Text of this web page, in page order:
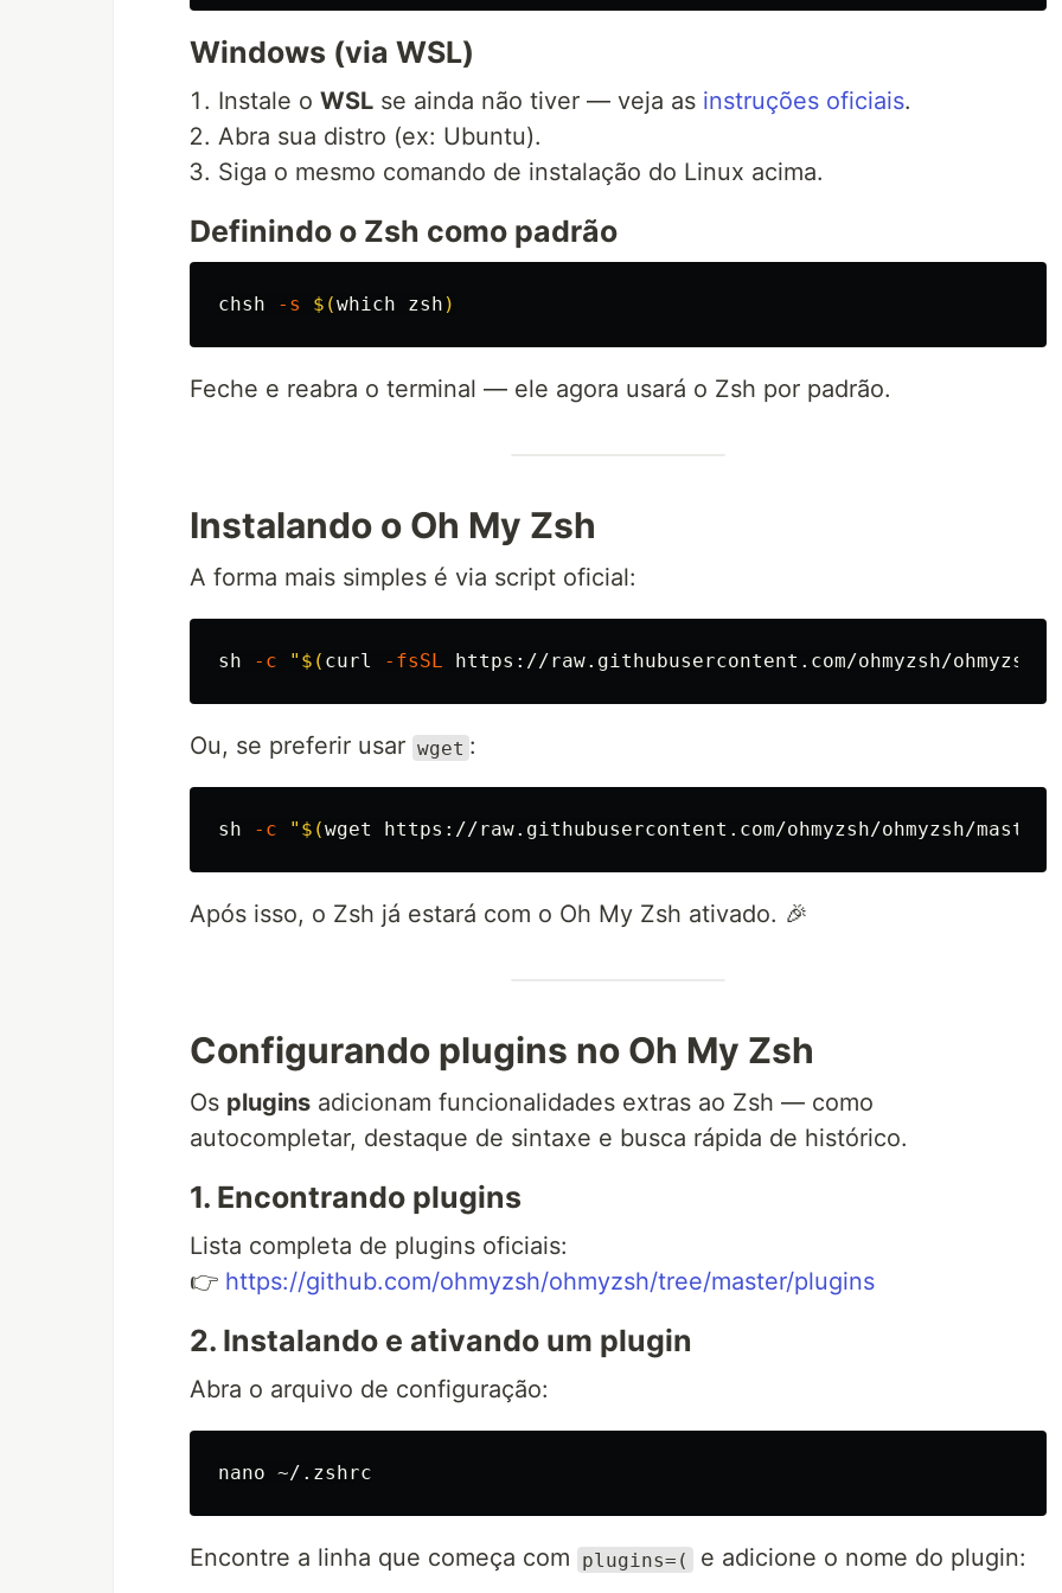
Windows (via WSL)
Instale o WSL se ainda não tiver — veja as instruções oficiais.
Abra sua distro (ex: Ubuntu).
Siga o mesmo comando de instalação do Linux acima.
Definindo o Zsh como padrão
chsh -s $(which zsh )
Feche e reabra o terminal — ele agora usará o Zsh por padrão.
Instalando o Oh My Zsh
A forma mais simples é via script oficial:
sh -c " $( curl -fsSL https://raw.githubusercontent.com/ohmyzsh/
Ou, se preferir usar wget :
sh -c " $(wget https://raw.githubusercontent.com/ohmyzsh/ohmyzsh/
Após isso, o Zsh já estará com o Oh My Zsh ativado. 🎉
Configurando plugins no Oh My Zsh
Os plugins adicionam funcionalidades extras ao Zsh — como
autocompletar, destaque de sintaxe e busca rápida de histórico.
1. Encontrando plugins
Lista completa de plugins oficiais:
👉 https://github.com/ohmyzsh/ohmyzsh/tree/master/plugins
2. Instalando e ativando um plugin
Abra o arquivo de configuração:
Encontre a linha que começa com plugins=( e adicione o nome do plugin: